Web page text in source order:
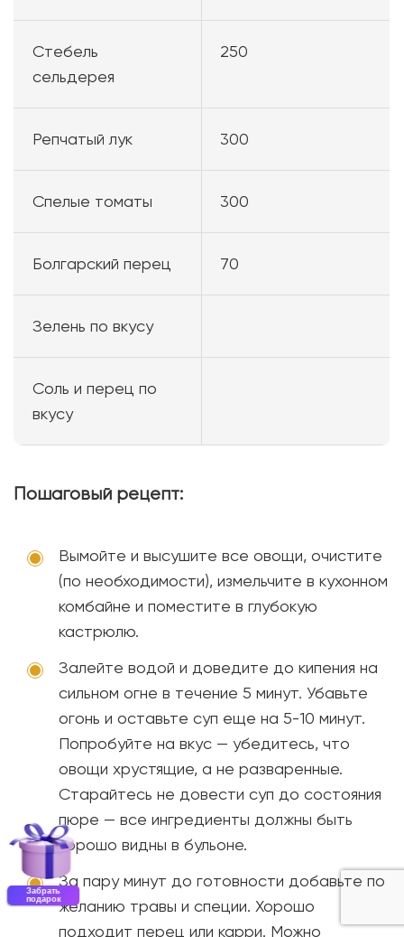
Стебель
сельдерея
250
Репчатый лук 300
Спелые томаты 300
Болгарский перец 70
Зелень по вкусу
Соль и перец по
вкусу
Пошаговый рецепт:
Вымойте и высушите все овощи, очистите
(по необходимости), измельчите в кухонном
комбайне и поместите в глубокую
кастрюлю.
Залейте водой и доведите до кипения на
сильном огне в течение 5 минут. Убавьте
огонь и оставьте суп еще на 5-10 минут.
Попробуйте на вкус — убедитесь, что
овощи хрустящие, а не разваренные.
Старайтесь не довести суп до состояния
пюре — все ингредиенты должны быть
хорошо видны в бульоне.
За пару минут до готовности добавьте по
желанию травы и специи. Хорошо
подходит перец или карри. Можно
Забрать
подарок